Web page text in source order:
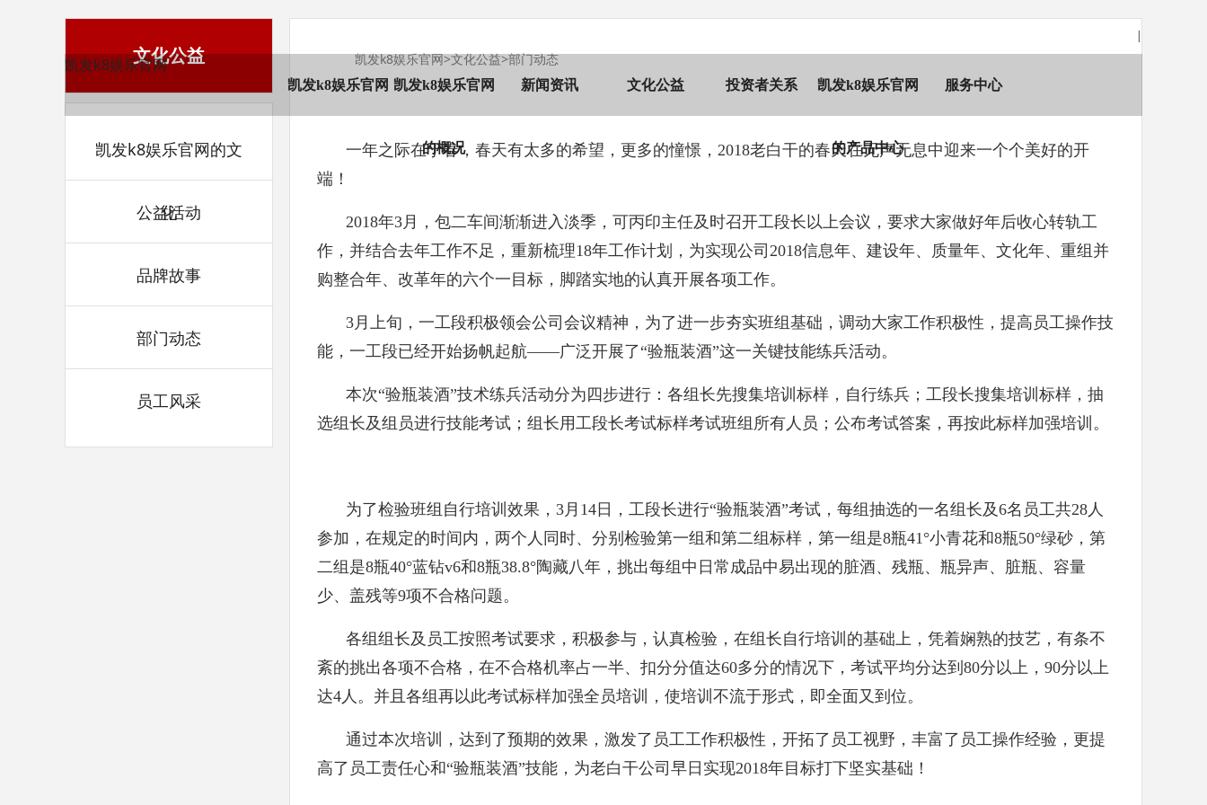
|
凯发k8娱乐官网
凯发k8娱乐官网 凯发k8娱乐官网
的概况
新闻资讯 文化公益 投资者关系 凯发k8娱乐官网
的产品中心
服务中心
文化公益
凯发k8娱乐官网的文
化
公益活动
品牌故事
部门动态
员工风采
凯发k8娱乐官网>文化公益>部门动态
一年之际在于春，春天有太多的希望，更多的憧憬，2018老白干的春天在无声无息中迎来一个个美好的开
端！
2018年3月，包二车间渐渐进入淡季，可丙印主任及时召开工段长以上会议，要求大家做好年后收心转轨工
作，并结合去年工作不足，重新梳理18年工作计划，为实现公司2018信息年、建设年、质量年、文化年、重组并
购整合年、改革年的六个一目标，脚踏实地的认真开展各项工作。
3月上旬，一工段积极领会公司会议精神，为了进一步夯实班组基础，调动大家工作积极性，提高员工操作技
能，一工段已经开始扬帆起航——广泛开展了“验瓶装酒”这一关键技能练兵活动。
本次“验瓶装酒”技术练兵活动分为四步进行：各组长先搜集培训标样，自行练兵；工段长搜集培训标样，抽
选组长及组员进行技能考试；组长用工段长考试标样考试班组所有人员；公布考试答案，再按此标样加强培训。
为了检验班组自行培训效果，3月14日，工段长进行“验瓶装酒”考试，每组抽选的一名组长及6名员工共28人
参加，在规定的时间内，两个人同时、分别检验第一组和第二组标样，第一组是8瓶41°小青花和8瓶50°绿砂，第
二组是8瓶40°蓝钻v6和8瓶38.8°陶藏八年，挑出每组中日常成品中易出现的脏酒、残瓶、瓶异声、脏瓶、容量
少、盖残等9项不合格问题。
各组组长及员工按照考试要求，积极参与，认真检验，在组长自行培训的基础上，凭着娴熟的技艺，有条不
紊的挑出各项不合格，在不合格机率占一半、扣分分值达60多分的情况下，考试平均分达到80分以上，90分以上
达4人。并且各组再以此考试标样加强全员培训，使培训不流于形式，即全面又到位。
通过本次培训，达到了预期的效果，激发了员工工作积极性，开拓了员工视野，丰富了员工操作经验，更提
高了员工责任心和“验瓶装酒”技能，为老白干公司早日实现2018年目标打下坚实基础！